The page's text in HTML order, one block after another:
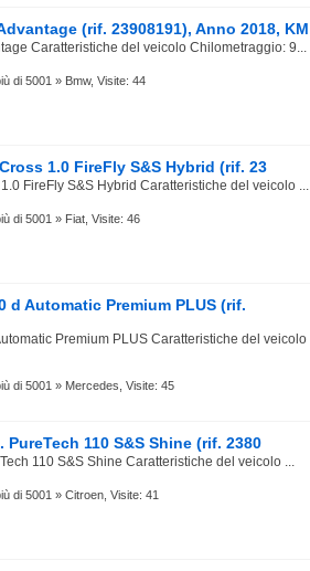
(rif. 23908191), Anno 2018, KM
Caratteristiche del veicolo Chilometraggio: 9...
di 5001 » Bmw, Visite: 44
1.0 FireFly S&S Hybrid (rif. 23
FireFly S&S Hybrid Caratteristiche del veicolo ...
di 5001 » Fiat, Visite: 46
d Automatic Premium PLUS (rif.
Premium PLUS Caratteristiche del veicolo
di 5001 » Mercedes, Visite: 45
PureTech 110 S&S Shine (rif. 2380
110 S&S Shine Caratteristiche del veicolo ...
di 5001 » Citroen, Visite: 41